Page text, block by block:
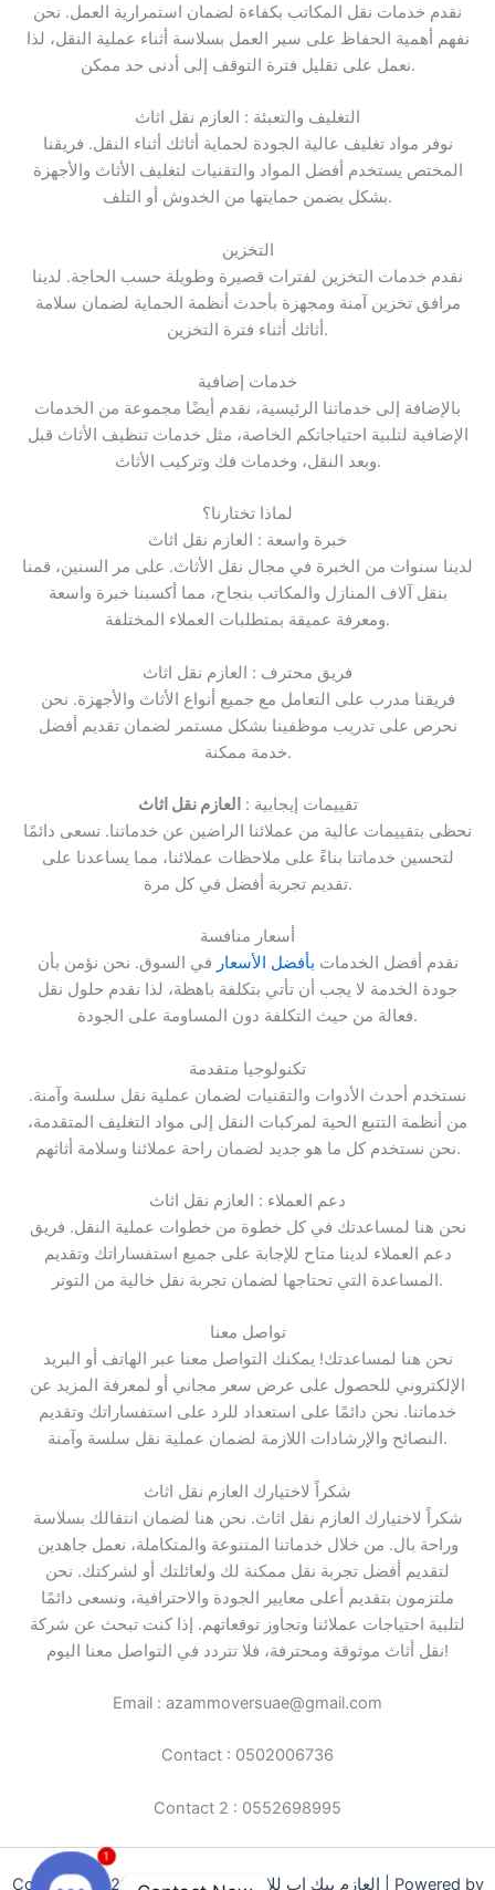
نقدم خدمات نقل المكاتب بكفاءة لضمان استمرارية العمل. نحن
نفهم أهمية الحفاظ على سير العمل بسلاسة أثناء عملية النقل، لذا
نعمل على تقليل فترة التوقف إلى أدنى حد ممكن.
التغليف والتعبئة : العازم نقل اثاث
نوفر مواد تغليف عالية الجودة لحماية أثاثك أثناء النقل. فريقنا
المختص يستخدم أفضل المواد والتقنيات لتغليف الأثاث والأجهزة
بشكل يضمن حمايتها من الخدوش أو التلف.
التخزين
نقدم خدمات التخزين لفترات قصيرة وطويلة حسب الحاجة. لدينا
مرافق تخزين آمنة ومجهزة بأحدث أنظمة الحماية لضمان سلامة
أثاثك أثناء فترة التخزين.
خدمات إضافية
بالإضافة إلى خدماتنا الرئيسية، نقدم أيضًا مجموعة من الخدمات
الإضافية لتلبية احتياجاتكم الخاصة، مثل خدمات تنظيف الأثاث قبل
وبعد النقل، وخدمات فك وتركيب الأثاث.
لماذا تختارنا؟
خبرة واسعة : العازم نقل اثاث
لدينا سنوات من الخبرة في مجال نقل الأثاث. على مر السنين، قمنا
بنقل آلاف المنازل والمكاتب بنجاح، مما أكسبنا خبرة واسعة
ومعرفة عميقة بمتطلبات العملاء المختلفة.
فريق محترف : العازم نقل اثاث
فريقنا مدرب على التعامل مع جميع أنواع الأثاث والأجهزة. نحن
نحرص على تدريب موظفينا بشكل مستمر لضمان تقديم أفضل
خدمة ممكنة.
تقييمات إيجابية : العازم نقل اثاث
نحظى بتقييمات عالية من عملائنا الراضين عن خدماتنا. نسعى دائمًا
لتحسين خدماتنا بناءً على ملاحظات عملائنا، مما يساعدنا على
تقديم تجربة أفضل في كل مرة.
أسعار منافسة
نقدم أفضل الخدمات بأفضل الأسعار في السوق. نحن نؤمن بأن
جودة الخدمة لا يجب أن تأتي بتكلفة باهظة، لذا نقدم حلول نقل
فعالة من حيث التكلفة دون المساومة على الجودة.
تكنولوجيا متقدمة
نستخدم أحدث الأدوات والتقنيات لضمان عملية نقل سلسة وآمنة.
من أنظمة التتبع الحية لمركبات النقل إلى مواد التغليف المتقدمة،
نحن نستخدم كل ما هو جديد لضمان راحة عملائنا وسلامة أثاثهم.
دعم العملاء : العازم نقل اثاث
نحن هنا لمساعدتك في كل خطوة من خطوات عملية النقل. فريق
دعم العملاء لدينا متاح للإجابة على جميع استفساراتك وتقديم
المساعدة التي تحتاجها لضمان تجربة نقل خالية من التوتر.
تواصل معنا
نحن هنا لمساعدتك! يمكنك التواصل معنا عبر الهاتف أو البريد
الإلكتروني للحصول على عرض سعر مجاني أو لمعرفة المزيد عن
خدماتنا. نحن دائمًا على استعداد للرد على استفساراتك وتقديم
النصائح والإرشادات اللازمة لضمان عملية نقل سلسة وآمنة.
شكراً لاختيارك العازم نقل اثاث
شكراً لاختيارك العازم نقل اثاث. نحن هنا لضمان انتقالك بسلاسة
وراحة بال. من خلال خدماتنا المتنوعة والمتكاملة، نعمل جاهدين
لتقديم أفضل تجربة نقل ممكنة لك ولعائلتك أو لشركتك. نحن
ملتزمون بتقديم أعلى معايير الجودة والاحترافية، ونسعى دائمًا
لتلبية احتياجات عملائنا وتجاوز توقعاتهم. إذا كنت تبحث عن شركة
نقل أثاث موثوقة ومحترفة، فلا تتردد في التواصل معنا اليوم!
Email : azammoversuae@gmail.com
Contact : 0502006736
Contact 2 : 0552698995
Copyright © 2026 العازم بيك اب للإيجار والنقل اثاث | Powered by
1